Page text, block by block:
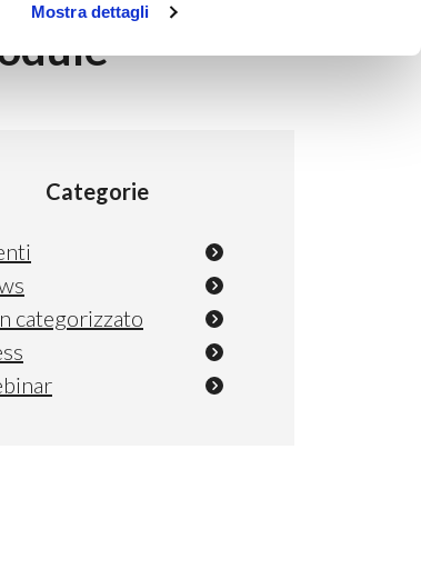
Mostra dettagli
Categorie
categorizzato